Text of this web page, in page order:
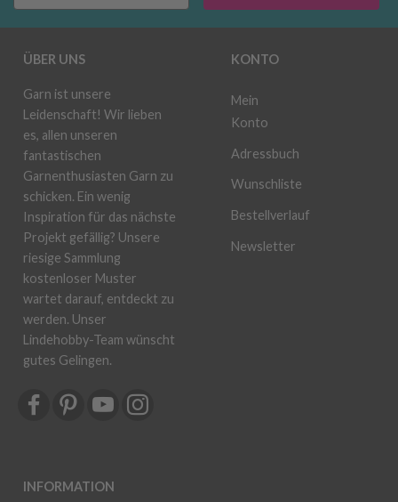
ÜBER UNS
Garn ist unsere
Leidenschaft! Wir lieben
es, allen unseren
fantastischen
Garnenthusiasten Garn zu
schicken. Ein wenig
Inspiration für das nächste
Projekt gefällig? Unsere
riesige Sammlung
kostenloser Muster
wartet darauf, entdeckt zu
werden. Unser
Lindehobby-Team wünscht
gutes Gelingen.
INFORMATION
KONTO
Mein
Konto
Adressbuch
Wunschliste
Bestellverlauf
Newsletter